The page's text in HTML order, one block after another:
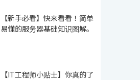
【新手必看】快来看看！简单
易懂的服务器基础知识图解。
【IT工程师小贴士】你真的了